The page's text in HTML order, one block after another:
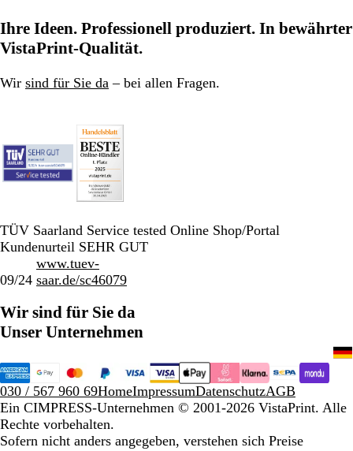
Seite
Seite
Seite
Ihre Ideen. Professionell produziert. In bewährter
VistaPrint-Qualität.
Wir sind für Sie da – bei allen Fragen.
TÜV Saarland Service tested Online Shop/Portal
Kundenurteil SEHR GUT
09/24
www.tuev-
saar.de/sc46079
Wir sind für Sie da
Unser Unternehmen
030 / 567 960 69HomeImpressumDatenschutzAGB
Ein CIMPRESS-Unternehmen © 2001-2026 VistaPrint. Alle
Rechte vorbehalten.
Sofern nicht anders angegeben, verstehen sich Preise